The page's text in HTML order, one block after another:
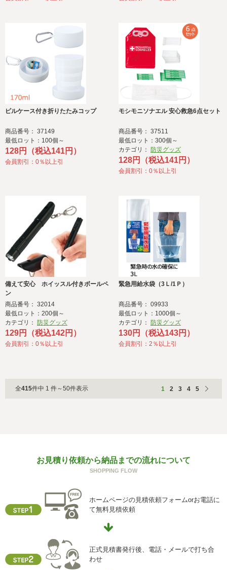
ピルケース付き折りたたみコップ
商品番号： 37149
最低ロット：100個～
128円（税込141円）
会員割引：0％以上引
モシモニソナエル 安心救急6点セット
商品番号： 37511
最低ロット：300個～
カテゴリ： 防災グッズ
128円（税込141円）
会員割引：0％以上引
備えて安心 ホイッスル付きボールペ
ン
商品番号： 32014
最低ロット：200個～
カテゴリ： 防災グッズ
129円（税込142円）
会員割引：0％以上引
緊急用給水袋（3Ｌ/1Ｐ）
商品番号： 09933
最低ロット：1000個～
カテゴリ： 防災グッズ
130円（税込143円）
会員割引：2％以上引
全415件中 1 件～50件表示 1 2 3 4 5
お見積り依頼から納品までの流れについて
SHOPPING FLOW
ホームページの見積依頼フォームorお電話に
て無料見積依頼
正式見積書発行後、電話・メールで打ち合
わせ